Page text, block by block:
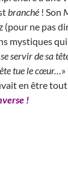
branché ! Son
(pour ne pas
mystiques
servir de sa
tue le cœur…
en être
!